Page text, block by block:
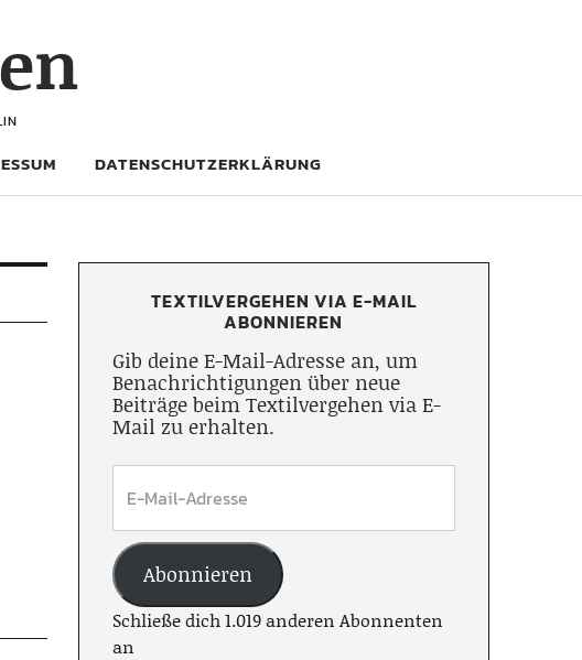
DATENSCHUTZERKLÄRUNG
TEXTILVERGEHEN VIA E-MAIL
ABONNIEREN
Gib deine E-Mail-Adresse an, um
Benachrichtigungen über neue
Beiträge beim Textilvergehen via E-
Mail zu erhalten.
Abonnieren
Schließe dich 1.019 anderen Abonnenten
an